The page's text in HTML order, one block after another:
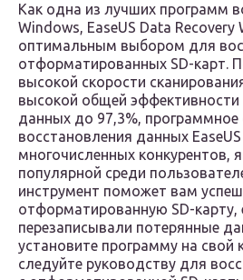
Как одна из лучших программ
Windows, EaseUS Data Recovery
оптимальным выбором для
отформатированных SD-карт.
высокой скорости
высокой общей эффективности
данных до 97,3%, программное
восстановления данных
многочисленных конкурентов,
популярной среди
инструмент поможет вам
отформатированную SD-карту,
перезаписывали потерянные
установите программу на свой
следуйте руководству для